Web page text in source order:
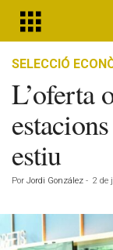
SELECCIÓ
L’oferta
estiu
Por Jordi González - 2 de